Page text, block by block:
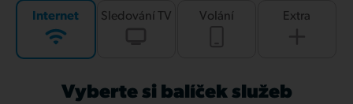
Internet Sledování TV Volání Extra
Vyberte si balíček služeb